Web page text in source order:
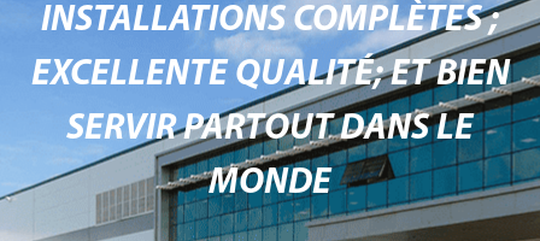
INSTALLATIONS COMPLÈTES ;
EXCELLENTE QUALITÉ; ET BIEN
SERVIR PARTOUT DANS LE
MONDE